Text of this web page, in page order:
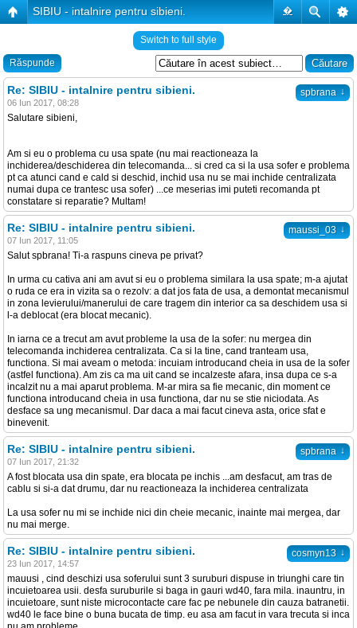
�
SIBIU - intalnire pentru sibieni.
Switch to full style
Răspunde
spbrana ↓
Re: SIBIU - intalnire pentru sibieni.
06 Iun 2017, 08:28
Salutare sibieni,
Am si eu o problema cu usa spate (nu mai reactioneaza la
inchiderea/deschiderea din telecomanda... si cred ca si la usa sofer e problema
pt ca atunci cand e cald si deschid, inchid usa nu se mai inchide centralizata
numai dupa ce trantesc usa sofer) ...ce meserias imi puteti recomanda pt
constatare si reparatie? Multam!
maussi_03 ↓
Re: SIBIU - intalnire pentru sibieni.
07 Iun 2017, 11:05
Salut spbrana! Ti-a raspuns cineva pe privat?
In urma cu cativa ani am avut si eu o problema similara la usa spate; m-a ajutat
o ruda ce era in vizita sa o rezolv: a dat jos fata de usa, a demontat mecanismul
in zona levierului/manerului de care tragem din interior ca sa deschidem usa si
l-a deblocat (era blocat mecanic).
In iarna ce a trecut am avut probleme la usa de la sofer: nu mergea din
telecomanda inchiderea centralizata. Ca si la tine, cand tranteam usa,
functiona. Si mai aveam o metoda: incuiam introducand cheia in usa de la sofer
(astfel functiona). Am zis ca ma uit cand se incalzeste afara, insa dupa ce s-a
incalzit nu a mai aparut problema. M-ar mira sa fie mecanic, din moment ce
functiona introducand cheia in usa functiona, dar nu se stie niciodata. As
desface sa ung mecanismul. Dar daca a mai facut cineva asta, orice sfat e
binevenit.
spbrana ↓
Re: SIBIU - intalnire pentru sibieni.
07 Iun 2017, 21:32
A fost blocata usa din spate, era blocata pe inchis ...am desfacut, am tras de
cablu si si-a dat drumu, dar nu reactioneaza la inchiderea centralizata
La usa sofer nu mi se inchide nici din cheie mecanic, inainte mai mergea, dar
nu mai merge.
cosmyn13 ↓
Re: SIBIU - intalnire pentru sibieni.
23 Iun 2017, 14:57
mauusi , cind deschizi usa soferului sunt 3 suruburi dispuse in triunghi care tin
incuietoarea usii. desfa suruburile si baga in gauri wd40, fara mila. inauntru, in
incuietoare, sunt niste microcontacte care fac pe nebunele din cauza batranetii.
wd40 le face bine o buna bucata de timp. eu asa am facut in vara trecuta si inca